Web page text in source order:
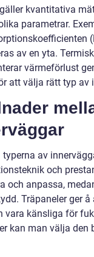
kvantitativa
parametrar.
av en yta.
värmeförlust
att välja rätt typ av
typerna av
och
och anpassa,
Träpaneler ger
vara känsliga för
kan man välja den